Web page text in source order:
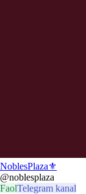
NoblesPlaza⚜️
@noblesplaza
FaolTelegram kanal